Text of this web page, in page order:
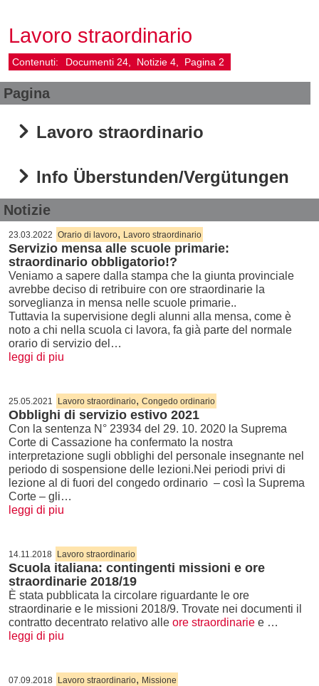
Lavoro straordinario
Contenuti: Documenti 24 Notizie 4 Pagina 2
Pagina
Lavoro straordinario
Info Überstunden/Vergütungen
Notizie
23.03.2022 Orario di lavoro, Lavoro straordinario
Servizio mensa alle scuole primarie:
straordinario obbligatorio!?
Veniamo a sapere dalla stampa che la giunta provinciale
avrebbe deciso di retribuire con ore straordinarie la
sorveglianza in mensa nelle scuole primarie..
Tuttavia la supervisione degli alunni alla mensa, come è
noto a chi nella scuola ci lavora, fa già parte del normale
orario di servizio del…
leggi di piu
25.05.2021 Lavoro straordinario, Congedo ordinario
Obblighi di servizio estivo 2021
Con la sentenza N° 23934 del 29. 10. 2020 la Suprema
Corte di Cassazione ha confermato la nostra
interpretazione sugli obblighi del personale insegnante nel
periodo di sospensione delle lezioni.Nei periodi privi di
lezione al di fuori del congedo ordinario – così la Suprema
Corte – gli…
leggi di piu
14.11.2018 Lavoro straordinario
Scuola italiana: contingenti missioni e ore
straordinarie 2018/19
È stata pubblicata la circolare riguardante le ore
straordinarie e le missioni 2018/9. Trovate nei documenti il
contratto decentrato relativo alle ore straordinarie e …
leggi di piu
07.09.2018 Lavoro straordinario, Missione